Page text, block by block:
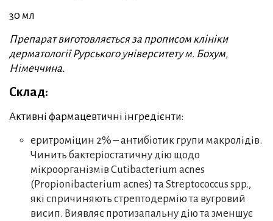
30 мл
Препарат виготовляється за прописом клініки
дерматології Рурського університету м. Бохум,
Німеччина.
Склад:
Активні фармацевтичні інгредієнти:
еритроміцин 2% – антибіотик групи макролідів.
Чинить бактеріостатичну дію щодо
мікроорганізмів Cutibacterium acnes
(Propionibacterium acnes) та Streptococcus spp.,
які спричиняють стрептодермію та вугровий
висип. Виявляє протизапальну дію та зменшує